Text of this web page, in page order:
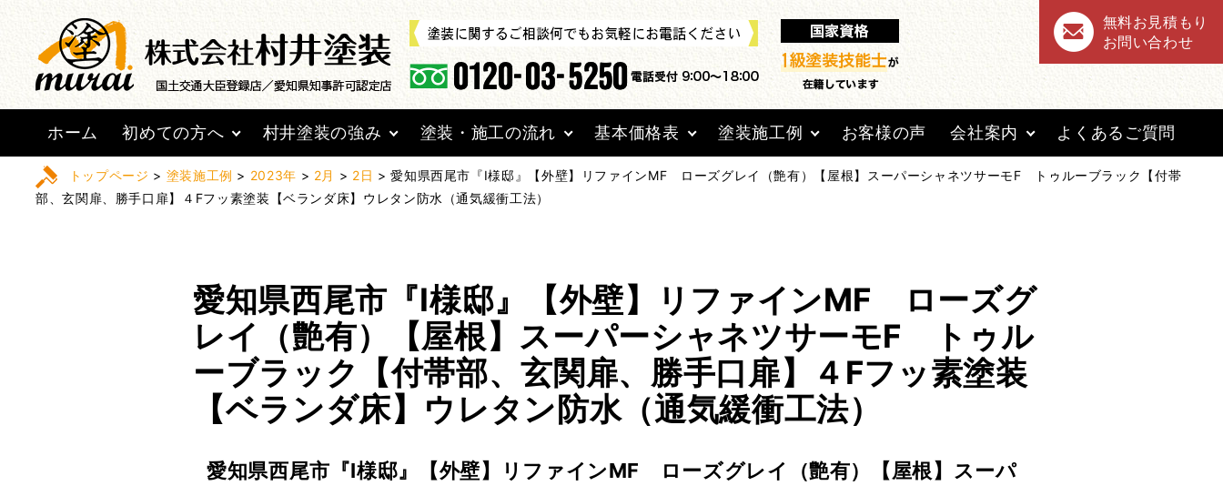
無料お見積もり
お問い合わせ
ホーム 初めての方へ 村井塗装の強み 塗装・施工の流れ 基本価格表 塗装施工例 お客様の声 会社案内 よくあるご質問
トップページ > 塗装施工例 > 2023年 > 2月 > 2日 >愛知県西尾市『I様邸』【外壁】リファインMF ローズグレイ（艶有）【屋根】スーパーシャネツサーモF トゥルーブラック【付帯
部、玄関扉、勝手口扉】４Fフッ素塗装【ベランダ床】ウレタン防水（通気緩衝工法）
愛知県西尾市『I様邸』【外壁】リファインMF ローズグ
レイ（艶有）【屋根】スーパーシャネツサーモF トゥル
ーブラック【付帯部、玄関扉、勝手口扉】４Fフッ素塗装
【ベランダ床】ウレタン防水（通気緩衝工法）
愛知県西尾市『I様邸』【外壁】リファインMF ローズグレイ（艶有）【屋根】スーパ